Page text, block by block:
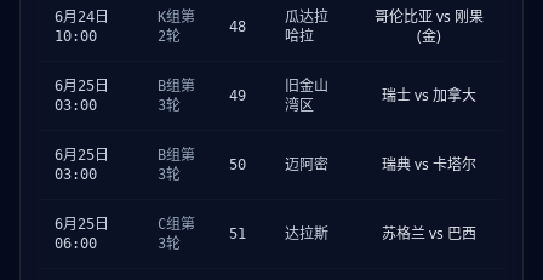
6月24日
10:00
K组第
2轮
48
瓜达拉
哈拉
哥伦比亚 vs 刚果
(金)
6月25日
03:00
B组第
3轮
49
旧金山
湾区
瑞士 vs 加拿大
6月25日
03:00
B组第
3轮
50 迈阿密 瑞典 vs 卡塔尔
6月25日
06:00
C组第
3轮
51 达拉斯 苏格兰 vs 巴西